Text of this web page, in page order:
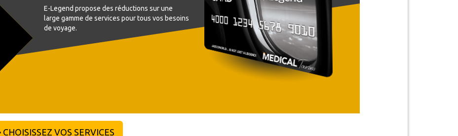
E-Legend propose des réductions sur une
large gamme de services pour tous vos besoins
de voyage.
CHOISISSEZ VOS SERVICES